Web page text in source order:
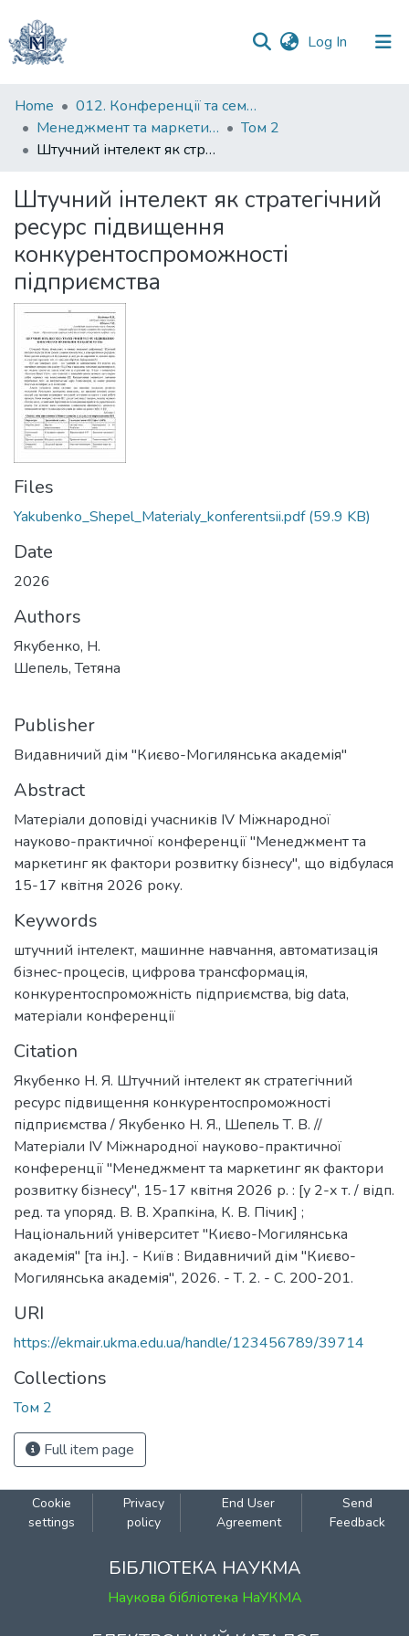
Log In (current)
Communities
&
Collections
Statistics
Home
012. Конференції та семінари НаУКМА
Менеджмент та маркетинг як фактори розвитку бізнесу : матеріали ІV Міжнародної науково-практичної конференції 15-17 квітня 2026 р.
Том 2
Штучний інтелект як стратегічний ресурс підвищення конкурентоспроможності підприємства
Штучний інтелект як стратегічний
ресурс підвищення
конкурентоспроможності
підприємства
Files
Yakubenko_Shepel_Materialy_konferentsii.pdf(59.9 KB)
Date
2026
Authors
Якубенко, Н.
Шепель, Тетяна
Publisher
Видавничий дім "Києво-Могилянська академія"
Abstract
Матеріали доповіді учасників IV Міжнародної
науково-практичної конференції "Менеджмент та
маркетинг як фактори розвитку бізнесу", що відбулася
15-17 квітня 2026 року.
Keywords
штучний інтелект, машинне навчання, автоматизація
бізнес-процесів, цифрова трансформація,
конкурентоспроможність підприємства, big data,
матеріали конференції
Citation
Якубенко Н. Я. Штучний інтелект як стратегічний
ресурс підвищення конкурентоспроможності
підприємства / Якубенко Н. Я., Шепель Т. В. //
Матеріали ІV Міжнародної науково-практичної
конференції "Менеджмент та маркетинг як фактори
розвитку бізнесу", 15-17 квітня 2026 р. : [у 2-х т. / відп.
ред. та упоряд. В. В. Храпкіна, К. В. Пічик] ;
Національний університет "Києво-Могилянська
академія" [та ін.]. - Київ : Видавничий дім "Києво-
Могилянська академія", 2026. - Т. 2. - С. 200-201.
URI
https://ekmair.ukma.edu.ua/handle/123456789/39714
Collections
Том 2
Full item page
Cookie
settings
Privacy
policy
End User
Agreement
Send
Feedback
БІБЛІОТЕКА НАУКМА
Наукова бібліотека НаУКМА